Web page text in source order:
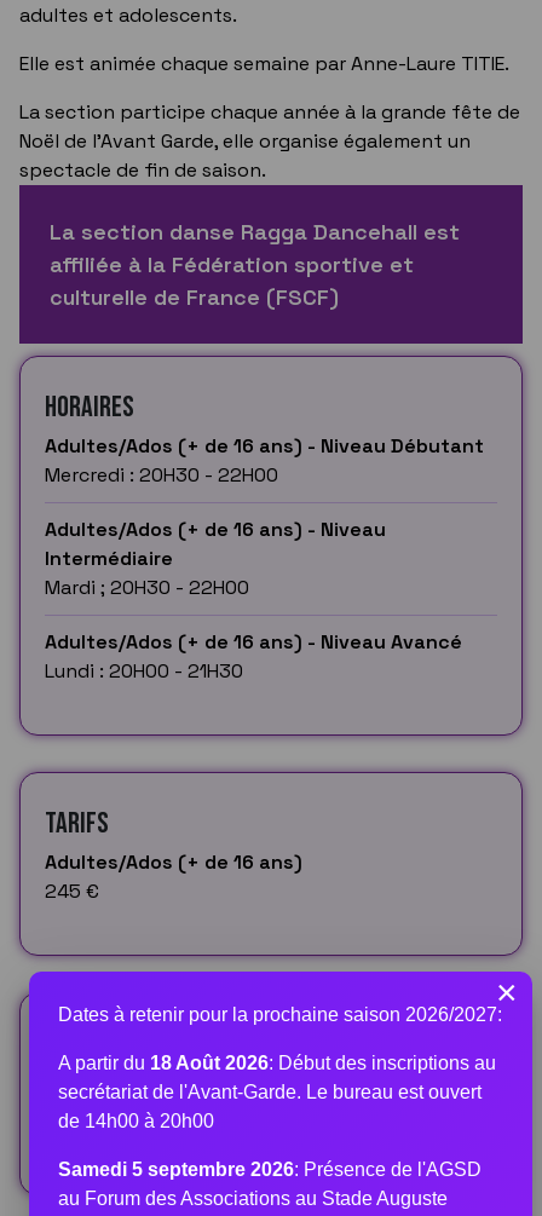
adultes et adolescents.
Elle est animée chaque semaine par Anne-Laure TITIE.
La section participe chaque année à la grande fête de
Noël de l'Avant Garde, elle organise également un
spectacle de fin de saison.
La section danse Ragga Dancehall est
affiliée à la Fédération sportive et
culturelle de France (FSCF)
Horaires
Adultes/Ados (+ de 16 ans) - Niveau Débutant
Mercredi : 20H30 - 22H00
Adultes/Ados (+ de 16 ans) - Niveau
Intermédiaire
Mardi ; 20H30 - 22H00
Adultes/Ados (+ de 16 ans) - Niveau Avancé
Lundi : 20H00 - 21H30
Tarifs
Adultes/Ados (+ de 16 ans)
245 €
Anne laure TITIE
Diplômée d'Etat
×
Dates à retenir pour la prochaine saison 2026/2027:
A partir du 18 Août 2026: Début des inscriptions au
secrétariat de l'Avant-Garde. Le bureau est ouvert
de 14h00 à 20h00
Samedi 5 septembre 2026: Présence de l'AGSD
au Forum des Associations au Stade Auguste